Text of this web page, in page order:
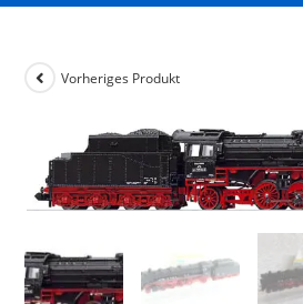
Vorheriges Produkt